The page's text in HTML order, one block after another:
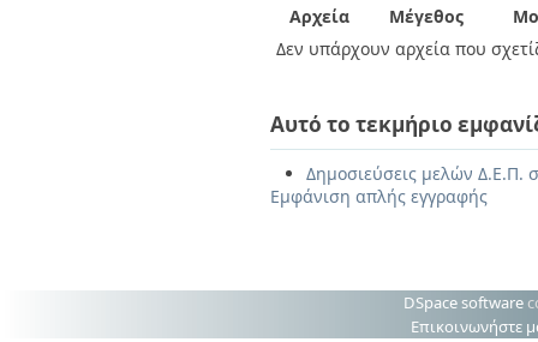
Αρχεία Μέγεθος
Δεν υπάρχουν αρχεία που
Αυτό το τεκμήριο
Δημοσιεύσεις μελών Δ.Ε.Π.
Εμφάνιση απλής εγγραφής
DSpace software
Επικοινωνήστε